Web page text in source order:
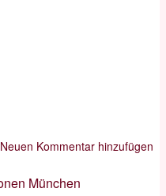
Neuen Kommentar hinzufügen